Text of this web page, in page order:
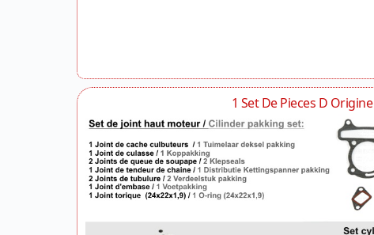
1 Set De Pieces D Origine